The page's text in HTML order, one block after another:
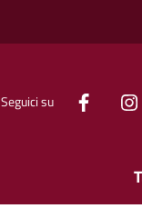
Seguici su